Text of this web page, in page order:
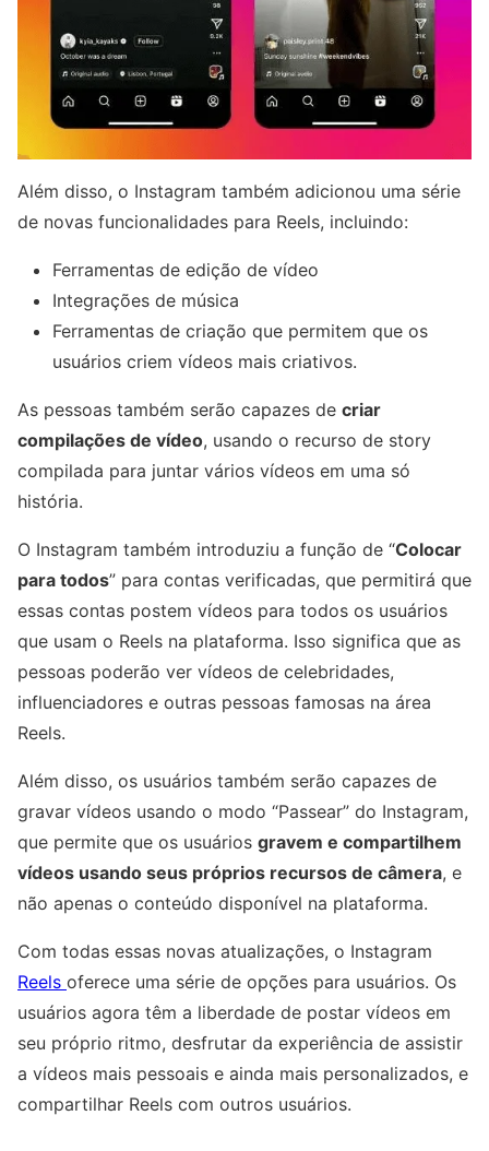
Além disso, o Instagram também adicionou uma série
de novas funcionalidades para Reels, incluindo:
Ferramentas de edição de vídeo
Integrações de música
Ferramentas de criação que permitem que os
usuários criem vídeos mais criativos.
As pessoas também serão capazes de criar
compilações de vídeo, usando o recurso de story
compilada para juntar vários vídeos em uma só
história.
O Instagram também introduziu a função de “Colocar
para todos” para contas verificadas, que permitirá que
essas contas postem vídeos para todos os usuários
que usam o Reels na plataforma. Isso significa que as
pessoas poderão ver vídeos de celebridades,
influenciadores e outras pessoas famosas na área
Reels.
Além disso, os usuários também serão capazes de
gravar vídeos usando o modo “Passear” do Instagram,
que permite que os usuários gravem e compartilhem
vídeos usando seus próprios recursos de câmera, e
não apenas o conteúdo disponível na plataforma.
Com todas essas novas atualizações, o Instagram
Reels oferece uma série de opções para usuários. Os
usuários agora têm a liberdade de postar vídeos em
seu próprio ritmo, desfrutar da experiência de assistir
a vídeos mais pessoais e ainda mais personalizados, e
compartilhar Reels com outros usuários.